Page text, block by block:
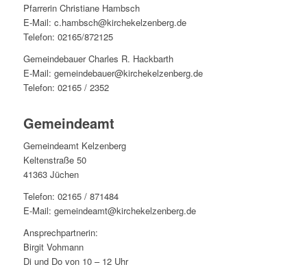
Pfarrerin Christiane Hambsch
E-Mail: c.hambsch@kirchekelzenberg.de
Telefon: 02165/872125
Gemeindebauer Charles R. Hackbarth
E-Mail: gemeindebauer@kirchekelzenberg.de
Telefon: 02165 / 2352
Gemeindeamt
Gemeindeamt Kelzenberg
Keltenstraße 50
41363 Jüchen
Telefon: 02165 / 871484
E-Mail: gemeindeamt@kirchekelzenberg.de
Ansprechpartnerin:
Birgit Vohmann
Di und Do von 10 – 12 Uhr